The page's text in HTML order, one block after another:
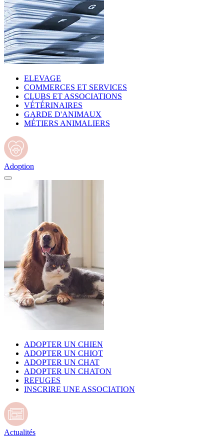
ELEVAGE
COMMERCES ET SERVICES
CLUBS ET ASSOCIATIONS
VÉTÉRINAIRES
GARDE D'ANIMAUX
MÉTIERS ANIMALIERS
Adoption
ADOPTER UN CHIEN
ADOPTER UN CHIOT
ADOPTER UN CHAT
ADOPTER UN CHATON
REFUGES
INSCRIRE UNE ASSOCIATION
Actualités